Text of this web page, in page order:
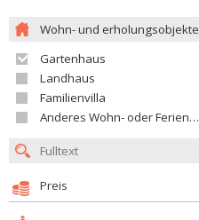
Wohn- und erholungsobjekte
Gartenhaus
Landhaus
Familienvilla
Anderes Wohn- oder Ferienobjekt
Preis